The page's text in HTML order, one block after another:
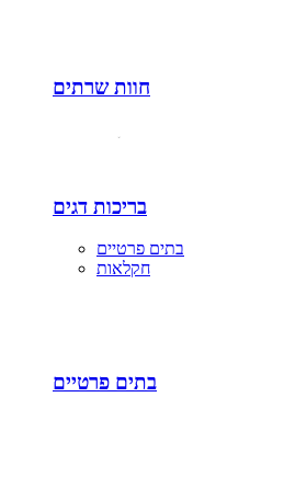
חוות שרתים
בריכות דגים
בתים פרטיים
חקלאות
בתים פרטיים